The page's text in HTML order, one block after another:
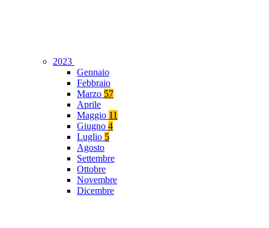
2023
Gennaio
Febbraio
Marzo 57
Aprile
Maggio 11
Giugno 4
Luglio 5
Agosto
Settembre
Ottobre
Novembre
Dicembre